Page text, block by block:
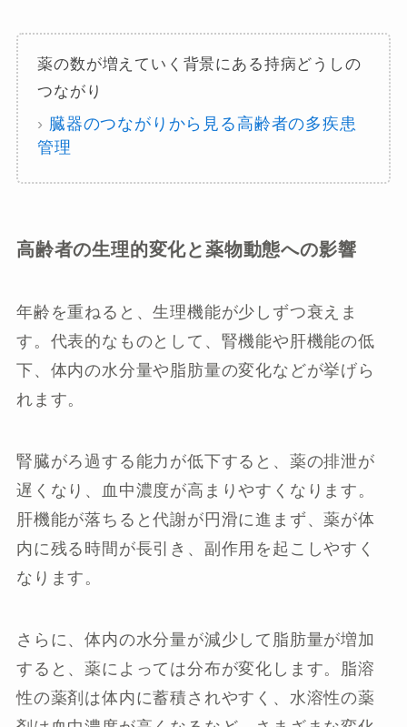
薬の数が増えていく背景にある持病どうしの
つながり
› 臓器のつながりから見る高齢者の多疾患
管理
高齢者の生理的変化と薬物動態への影響
年齢を重ねると、生理機能が少しずつ衰えま
す。代表的なものとして、腎機能や肝機能の低
下、体内の水分量や脂肪量の変化などが挙げら
れます。
腎臓がろ過する能力が低下すると、薬の排泄が
遅くなり、血中濃度が高まりやすくなります。
肝機能が落ちると代謝が円滑に進まず、薬が体
内に残る時間が長引き、副作用を起こしやすく
なります。
さらに、体内の水分量が減少して脂肪量が増加
すると、薬によっては分布が変化します。脂溶
性の薬剤は体内に蓄積されやすく、水溶性の薬